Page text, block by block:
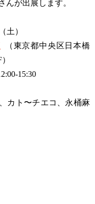
んが出展します。
土）
（東京都中央区日本橋
15:30
カト〜チエコ、永桶麻